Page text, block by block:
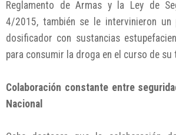
Reglamento de Armas y la Ley de
4/2015, también se le intervinieron
dosificador con sustancias
para consumir la droga en el curso de su
Colaboración constante entre
Nacional